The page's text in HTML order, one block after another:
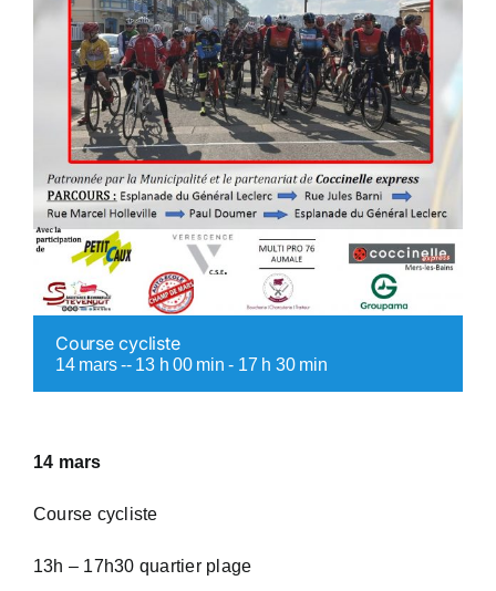
Course cycliste
14 mars -- 13 h 00 min - 17 h 30 min
14 mars
Course cycliste
13h – 17h30 quartier plage